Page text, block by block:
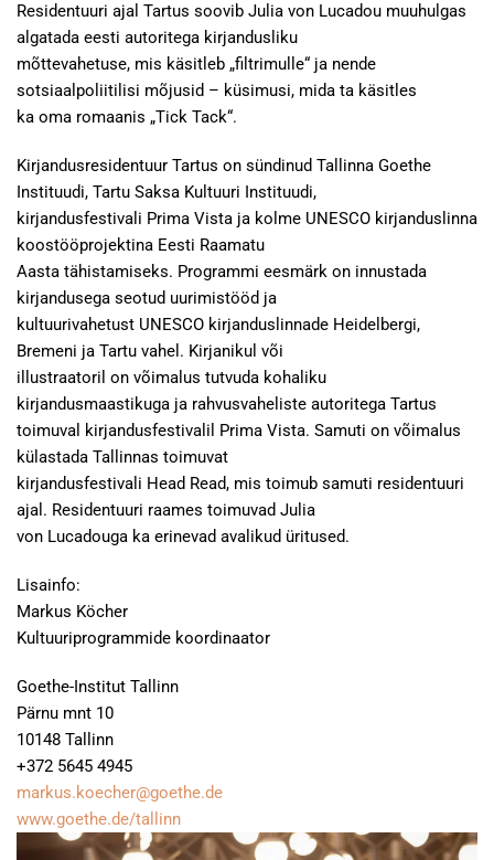
Residentuuri ajal Tartus soovib Julia von Lucadou muuhulgas
algatada eesti autoritega kirjandusliku
mõttevahetuse, mis käsitleb „filtrimulle“ ja nende
sotsiaalpoliitilisi mõjusid – küsimusi, mida ta käsitles
ka oma romaanis „Tick Tack“.
Kirjandusresidentuur Tartus on sündinud Tallinna Goethe
Instituudi, Tartu Saksa Kultuuri Instituudi,
kirjandusfestivali Prima Vista ja kolme UNESCO kirjanduslinna
koostööprojektina Eesti Raamatu
Aasta tähistamiseks. Programmi eesmärk on innustada
kirjandusega seotud uurimistööd ja
kultuurivahetust UNESCO kirjanduslinnade Heidelbergi,
Bremeni ja Tartu vahel. Kirjanikul või
illustraatoril on võimalus tutvuda kohaliku
kirjandusmaastikuga ja rahvusvaheliste autoritega Tartus
toimuval kirjandusfestivalil Prima Vista. Samuti on võimalus
külastada Tallinnas toimuvat
kirjandusfestivali Head Read, mis toimub samuti residentuuri
ajal. Residentuuri raames toimuvad Julia
von Lucadouga ka erinevad avalikud üritused.
Lisainfo:
Markus Köcher
Kultuuriprogrammide koordinaator
Goethe-Institut Tallinn
Pärnu mnt 10
10148 Tallinn
+372 5645 4945
markus.koecher@goethe.de
www.goethe.de/tallinn